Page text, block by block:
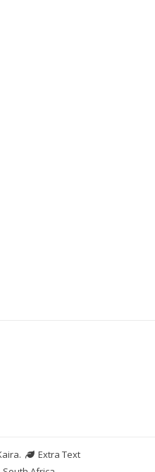
.
Extra Text